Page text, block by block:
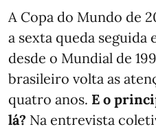
A Copa do Mundo de
a sexta queda seguida
desde o Mundial de
brasileiro volta as
quatro anos. E o
lá? Na entrevista